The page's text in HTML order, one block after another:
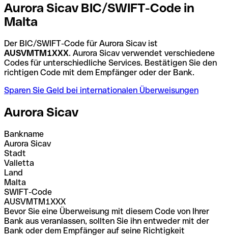
Aurora Sicav BIC/SWIFT-Code in
Malta
Der BIC/SWIFT-Code für Aurora Sicav ist
AUSVMTM1XXX. Aurora Sicav verwendet verschiedene
Codes für unterschiedliche Services. Bestätigen Sie den
richtigen Code mit dem Empfänger oder der Bank.
Sparen Sie Geld bei internationalen Überweisungen
Aurora Sicav
Bankname
Aurora Sicav
Stadt
Valletta
Land
Malta
SWIFT-Code
AUSVMTM1XXX
Bevor Sie eine Überweisung mit diesem Code von Ihrer
Bank aus veranlassen, sollten Sie ihn entweder mit der
Bank oder dem Empfänger auf seine Richtigkeit